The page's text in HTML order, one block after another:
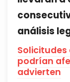
análisis
podrían
advierten